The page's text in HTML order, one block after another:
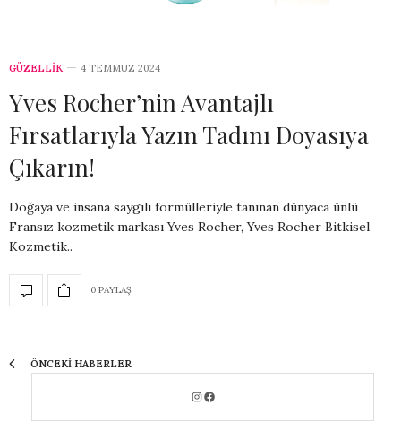
GÜZELLİK 4 TEMMUZ 2024
Yves Rocher’nin Avantajlı
Fırsatlarıyla Yazın Tadını Doyasıya
Çıkarın!
Doğaya ve insana saygılı formülleriyle tanınan dünyaca ünlü
Fransız kozmetik markası Yves Rocher, Yves Rocher Bitkisel
Kozmetik..
0 PAYLAŞ
ÖNCEKI HABERLER